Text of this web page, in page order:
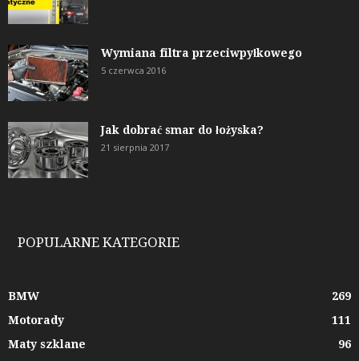
Wymiana filtra przeciwpyłkowego
5 czerwca 2016
Jak dobrać smar do łożyska?
21 sierpnia 2017
POPULARNE KATEGORIE
BMW
269
Motorady
111
Maty szklane
96